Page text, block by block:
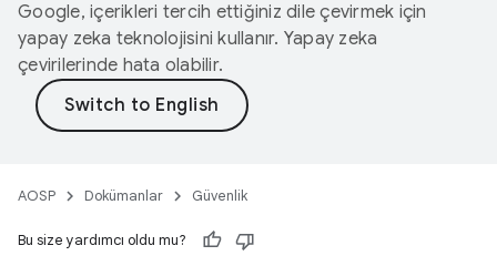
Google, içerikleri tercih ettiğiniz dile çevirmek için
yapay zeka teknolojisini kullanır. Yapay zeka
çevirilerinde hata olabilir.
AOSP Dokümanlar Güvenlik
Bu size yardımcı oldu mu?